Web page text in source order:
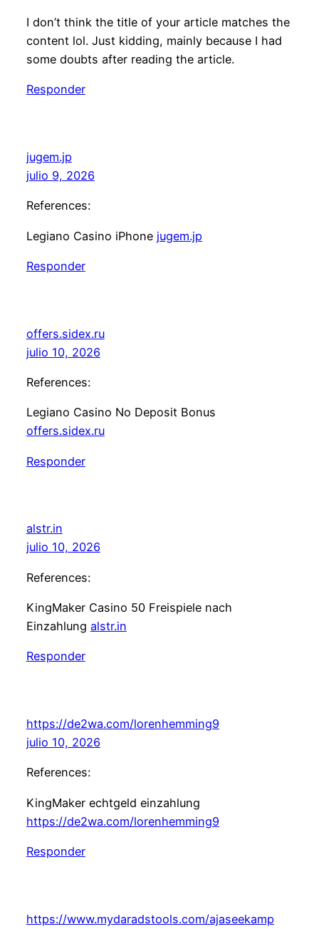
I don’t think the title of your article matches the
content lol. Just kidding, mainly because I had
some doubts after reading the article.
Responder
jugem.jp
julio 9, 2026
References:
Legiano Casino iPhone jugem.jp
Responder
offers.sidex.ru
julio 10, 2026
References:
Legiano Casino No Deposit Bonus
offers.sidex.ru
Responder
alstr.in
julio 10, 2026
References:
KingMaker Casino 50 Freispiele nach
Einzahlung alstr.in
Responder
https://de2wa.com/lorenhemming9
julio 10, 2026
References:
KingMaker echtgeld einzahlung
https://de2wa.com/lorenhemming9
Responder
https://www.mydaradstools.com/ajaseekamp